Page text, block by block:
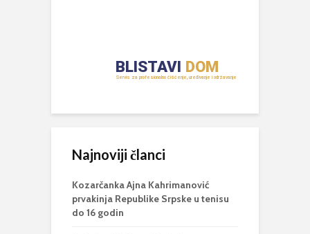
Najnoviji članci
Kozarčanka Ajna Kahrimanović
prvakinja Republike Srpske u tenisu
do 16 godin